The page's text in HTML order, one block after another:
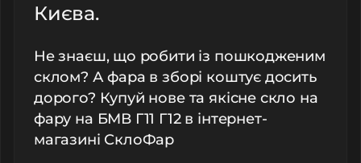
Києва.
Не знаєш, що робити із пошкодженим
склом? А фара в зборі коштує досить
дорого? Купуй нове та якісне скло на
фару на БМВ Г11 Г12 в інтернет-
магазині СклоФар